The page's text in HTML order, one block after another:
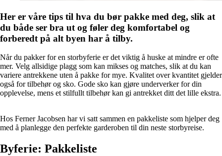
Her er våre tips til hva du bør pakke med deg, slik at
du både ser bra ut og føler deg komfortabel og
forberedt på alt byen har å tilby.
Når du pakker for en storbyferie er det viktig å huske at mindre er ofte
mer. Velg allsidige plagg som kan mikses og matches, slik at du kan
variere antrekkene uten å pakke for mye. Kvalitet over kvantitet gjelder
også for tilbehør og sko. Gode sko kan gjøre underverker for din
opplevelse, mens et stilfullt tilbehør kan gi antrekket ditt det lille ekstra.
Hos Ferner Jacobsen har vi satt sammen en pakkeliste som hjelper deg
med å planlegge den perfekte garderoben til din neste storbyreise.
Byferie: Pakkeliste